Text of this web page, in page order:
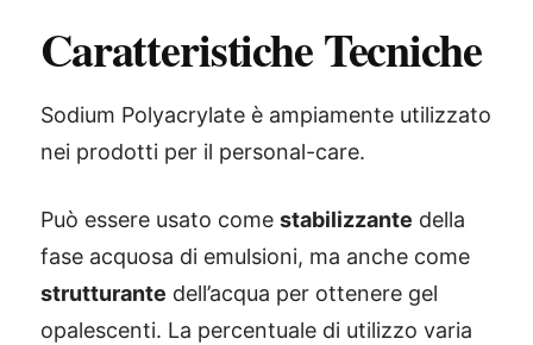
Caratteristiche Tecniche
Sodium Polyacrylate è ampiamente utilizzato
nei prodotti per il personal-care.
Può essere usato come stabilizzante della
fase acquosa di emulsioni, ma anche come
strutturante dell’acqua per ottenere gel
opalescenti. La percentuale di utilizzo varia